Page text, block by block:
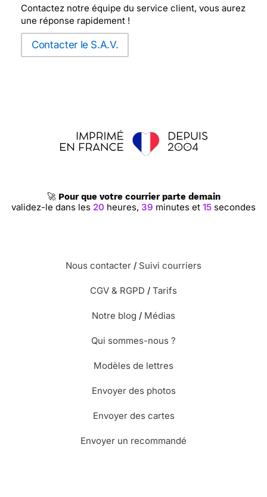
Contactez notre équipe du service client, vous aurez
une réponse rapidement !
Contacter le S.A.V.
🚀 Pour que votre courrier parte demain
validez-le dans les 20heures, 39 minutes et 14 secondes
Nous contacter / Suivi courriers
CGV & RGPD / Tarifs
Notre blog / Médias
Qui sommes-nous ?
Modèles de lettres
Envoyer des photos
Envoyer des cartes
Envoyer un recommandé